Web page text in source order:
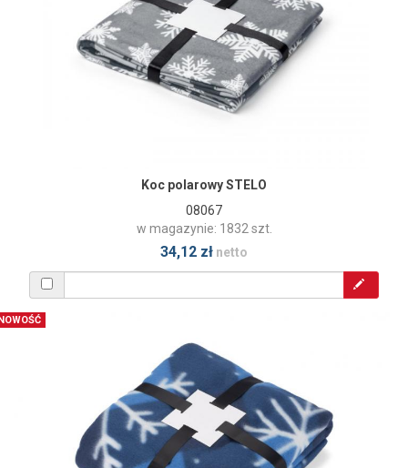
Koc polarowy STELO
08067
w magazynie: 1832 szt.
34,12 zł netto